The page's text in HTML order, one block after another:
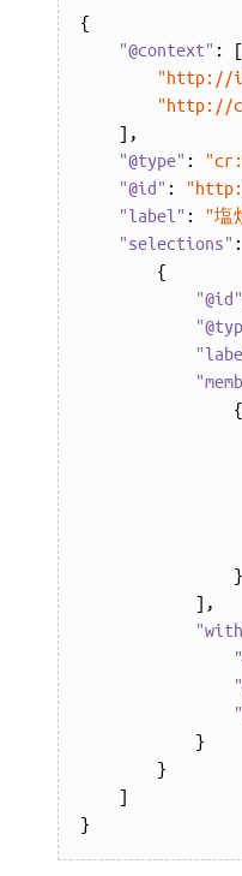
{
"@context" : [
"http://
"http://
    ],
"@type" :
"@id" :
"label" : "塩
"selections"
        {
"@id"
                {
                }
            ],
            }
        }
    ]